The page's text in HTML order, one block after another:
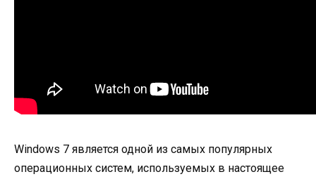
Windows 7 является одной из самых популярных
операционных систем, используемых в настоящее